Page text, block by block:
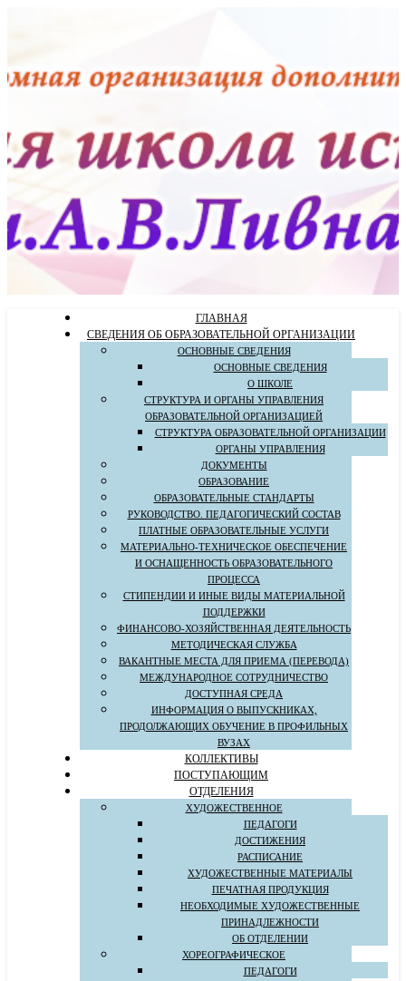
ГЛАВНАЯ
СВЕДЕНИЯ ОБ ОБРАЗОВАТЕЛЬНОЙ ОРГАНИЗАЦИИ
ОСНОВНЫЕ СВЕДЕНИЯ
ОСНОВНЫЕ СВЕДЕНИЯ
О ШКОЛЕ
СТРУКТУРА И ОРГАНЫ УПРАВЛЕНИЯ
ОБРАЗОВАТЕЛЬНОЙ ОРГАНИЗАЦИЕЙ
СТРУКТУРА ОБРАЗОВАТЕЛЬНОЙ ОРГАНИЗАЦИИ
ОРГАНЫ УПРАВЛЕНИЯ
ДОКУМЕНТЫ
ОБРАЗОВАНИЕ
ОБРАЗОВАТЕЛЬНЫЕ СТАНДАРТЫ
РУКОВОДСТВО. ПЕДАГОГИЧЕСКИЙ СОСТАВ
ПЛАТНЫЕ ОБРАЗОВАТЕЛЬНЫЕ УСЛУГИ
МАТЕРИАЛЬНО-ТЕХНИЧЕСКОЕ ОБЕСПЕЧЕНИЕ
И ОСНАЩЕННОСТЬ ОБРАЗОВАТЕЛЬНОГО
ПРОЦЕССА
СТИПЕНДИИ И ИНЫЕ ВИДЫ МАТЕРИАЛЬНОЙ
ПОДДЕРЖКИ
ФИНАНСОВО-ХОЗЯЙСТВЕННАЯ ДЕЯТЕЛЬНОСТЬ
МЕТОДИЧЕСКАЯ СЛУЖБА
ВАКАНТНЫЕ МЕСТА ДЛЯ ПРИЕМА (ПЕРЕВОДА)
МЕЖДУНАРОДНОЕ СОТРУДНИЧЕСТВО
ДОСТУПНАЯ СРЕДА
ИНФОРМАЦИЯ О ВЫПУСКНИКАХ,
ПРОДОЛЖАЮЩИХ ОБУЧЕНИЕ В ПРОФИЛЬНЫХ
ВУЗАХ
КОЛЛЕКТИВЫ
ПОСТУПАЮЩИМ
ОТДЕЛЕНИЯ
ХУДОЖЕСТВЕННОЕ
ПЕДАГОГИ
ДОСТИЖЕНИЯ
РАСПИСАНИЕ
ХУДОЖЕСТВЕННЫЕ МАТЕРИАЛЫ
ПЕЧАТНАЯ ПРОДУКЦИЯ
НЕОБХОДИМЫЕ ХУДОЖЕСТВЕННЫЕ
ПРИНАДЛЕЖНОСТИ
ОБ ОТДЕЛЕНИИ
ХОРЕОГРАФИЧЕСКОЕ
ПЕДАГОГИ